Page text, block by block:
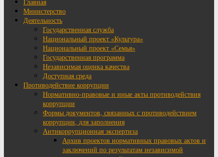
Главная
Министерство
Деятельность
Государственная служба
Национальный проект «Культура»
Национальный проект «Семья»
Государственная программа
Независимая оценка качества
Доступная среда
Противодействие коррупции
Нормативно-правовые и иные акты противодействия
коррупции
Формы документов, связанных с противодействием
коррупции, для заполнения
Антикоррупционная экспертиза
Архив проектов нормативных правовых актов и
заключений по результатам независимой